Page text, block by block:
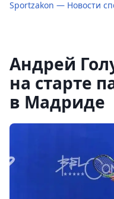
Sportzakon — Новости
Андрей
на старте
в Мадриде